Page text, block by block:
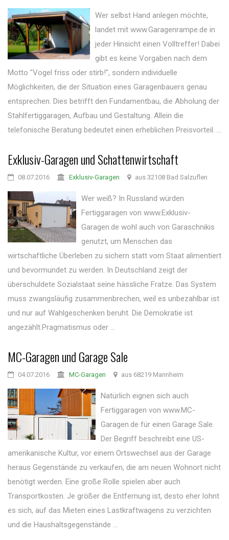
Wer selbst Hand anlegen möchte,
landet mit www.Garagenrampe.de in
jeder Hinsicht einen Volltreffer! Dabei
gibt es keine Vorgaben nach dem
Motto "Vogel friss oder stirb!", sondern individuelle
Möglichkeiten, die der Situation eines Garagenbauers genau
entsprechen. Dies betrifft den Fundamentbau, die Abholung der
Stahlfertiggaragen, Aufbau und Gestaltung. Allein die
telefonische Beratung bedeutet einen erheblichen Preisvorteil. ...
Exklusiv-Garagen und Schattenwirtschaft
08.07.2016 Exklusiv-Garagen aus 32108 Bad Salzuflen
Wer weiß? In Russland würden
Fertiggaragen von www.Exklusiv-
Garagen.de wohl auch von Garaschnikis
genutzt, um Menschen das
wirtschaftliche Überleben zu sichern statt vom Staat alimentiert
und bevormundet zu werden. In Deutschland zeigt der
überschuldete Sozialstaat seine hässliche Fratze. Das System
muss zwangsläufig zusammenbrechen, weil es unbezahlbar ist
und nur auf Wahlgeschenken beruht. Die Demokratie ist
angezählt.Pragmatismus oder ...
MC-Garagen und Garage Sale
04.07.2016 MC-Garagen aus 68219 Mannheim
Natürlich eignen sich auch
Fertiggaragen von www.MC-
Garagen.de für einen Garage Sale.
Der Begriff beschreibt eine US-
amerikanische Kultur, vor einem Ortswechsel aus der Garage
heraus Gegenstände zu verkaufen, die am neuen Wohnort nicht
benötigt werden. Eine große Rolle spielen aber auch
Transportkosten. Je größer die Entfernung ist, desto eher lohnt
es sich, auf das Mieten eines Lastkraftwagens zu verzichten
und die Haushaltsgegenstände ...